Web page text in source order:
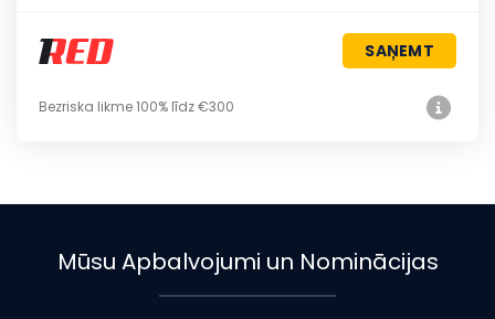
SAŅEMT
Bezriska likme 100% līdz €300
Mūsu Apbalvojumi un Nominācijas